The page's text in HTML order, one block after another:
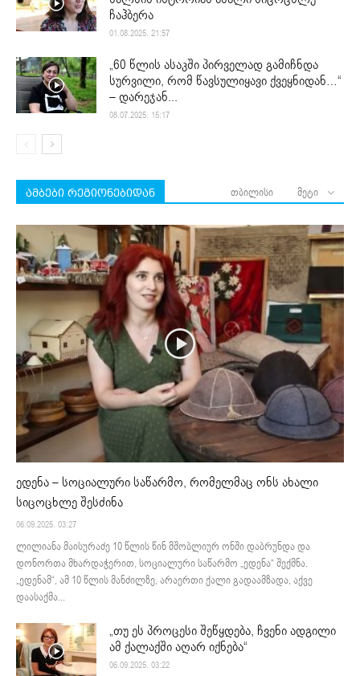
ჩაჰბერა
01.08.2025. 21:57
„60 წლის ასაკში პირველად გამიჩნდა
სურვილი, რომ წავსულიყავი ქვეყნიდან…“
– დარეჯან...
08.07.2025. 15:17
ამბები რეგიონებიდან თბილისი მეტი
ედენა – სოციალური საწარმო, რომელმაც ონს ახალი
სიცოცხლე შესძინა
06.09.2025. 03:27
ლილიანა მაისურაძე 10 წლის წინ მშობლიურ ონში დაბრუნდა და
დონორთა მხარდაჭერით, სოციალური საწარმო „ედენა“ შექმნა.
„ედენამ“, ამ 10 წლის მანძილზე, არაერთი ქალი გადაამზადა, აქვე
დაასაქმა...
„თუ ეს პროცესი შეწყდება, ჩვენი ადგილი
ამ ქალაქში აღარ იქნება“
06.09.2025. 03:22